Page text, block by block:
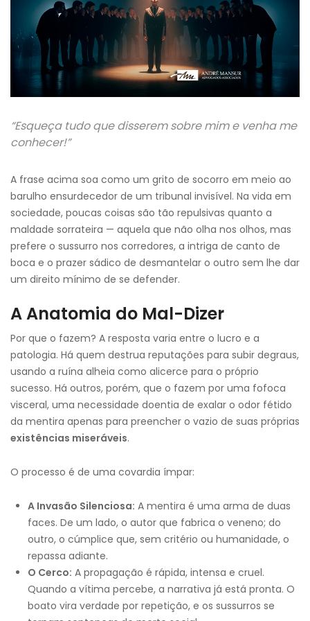
“Esqueça tudo que disserem sobre mim e venha me
conhecer!”
A frase acima soa como um grito de socorro em meio ao
barulho ensurdecedor de um tribunal invisível. Na vida em
sociedade, poucas coisas são tão repulsivas quanto a
maldade sorrateira — aquela que não olha nos olhos, mas
prefere o sussurro nos corredores, a intriga de canto de
boca e o prazer sádico de desmantelar o outro sem lhe dar
um direito mínimo de se defender.
A Anatomia do Mal-Dizer
Por que o fazem? A resposta varia entre o lucro e a
patologia. Há quem destrua reputações para subir degraus,
usando a ruína alheia como alicerce para o próprio
sucesso. Há outros, porém, que o fazem por uma fofoca
visceral, uma necessidade doentia de exalar o odor fétido
da mentira apenas para preencher o vazio de suas próprias
existências miseráveis.
O processo é de uma covardia ímpar:
A Invasão Silenciosa: A mentira é uma arma de duas
faces. De um lado, o autor que fabrica o veneno; do
outro, o cúmplice que, sem critério ou humanidade, o
repassa adiante.
O Cerco: A propagação é rápida, intensa e cruel.
Quando a vítima percebe, a narrativa já está pronta. O
boato vira verdade por repetição, e os sussurros se